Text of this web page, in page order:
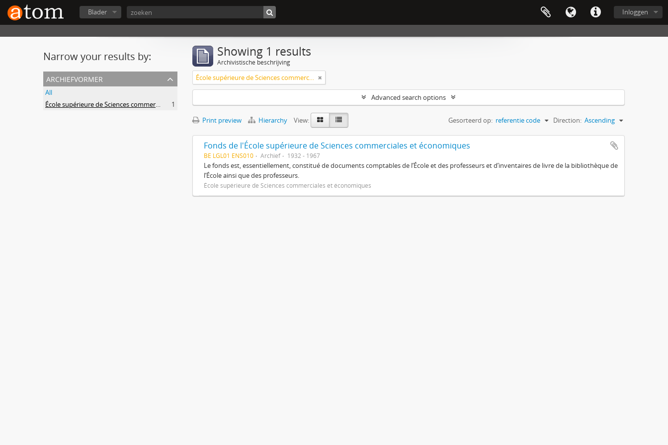
Inloggen
Blader
Narrow your results by:
archiefvormer
All
École supérieure de Sciences commerciales et économiques
1
Showing 1 results
Archivistische beschrijving
École supérieure de Sciences commerciales et économiques
Advanced search options
Print preview Hierarchy View: Gesorteerd op: referentie code Direction: Ascending
Fonds de l'École supérieure de Sciences commerciales et économiques
BE LGL01 ENS010 Archief 1932 - 1967
Le fonds est, essentiellement, constitué de documents comptables de l’École et des professeurs et d’inventaires de livre de la bibliothèque de
l’École ainsi que des professeurs.
École supérieure de Sciences commerciales et économiques